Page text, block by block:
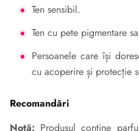
Ten sensibil.
Ten cu pete pigmentare
Persoanele care își
cu acoperire și protecție
Recomandări
Notă: Produsul conține